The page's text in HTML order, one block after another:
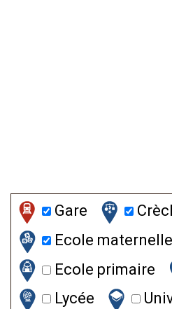
Gare
Ecole maternelle
Ecole primaire
Lycée